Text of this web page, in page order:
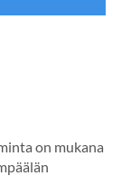
on mukana